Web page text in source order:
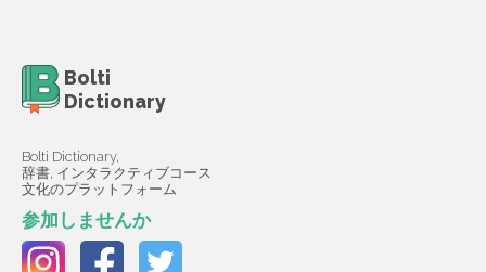
Bolti
Dictionary
Bolti Dictionary,
辞書, インタラクティブコース
文化のプラットフォーム
参加しませんか